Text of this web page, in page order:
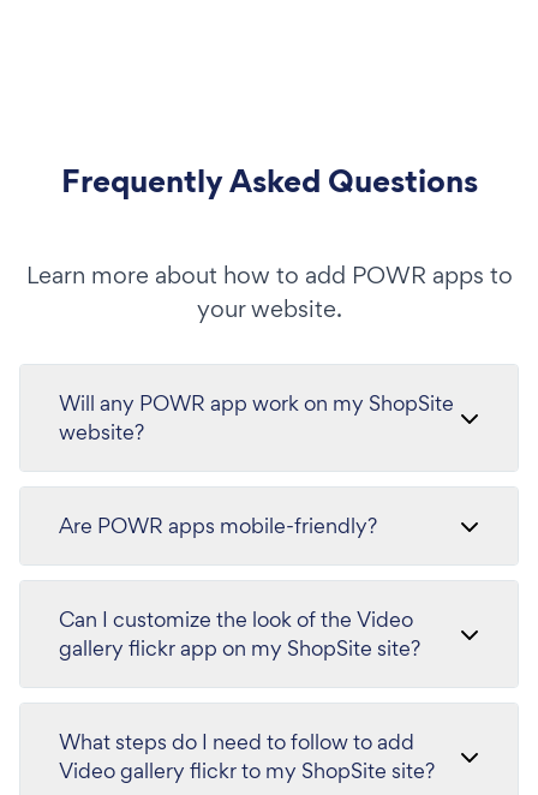
Frequently Asked Questions
Learn more about how to add POWR apps to
your website.
Will any POWR app work on my ShopSite
website?
Are POWR apps mobile-friendly?
Can I customize the look of the Video
gallery flickr app on my ShopSite site?
What steps do I need to follow to add
Video gallery flickr to my ShopSite site?